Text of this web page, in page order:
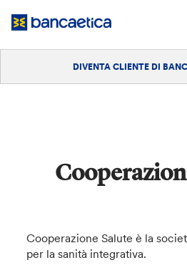
DIVENTA CLIENTE DI
Cooperazione Salute è la
per la sanità integrativa.